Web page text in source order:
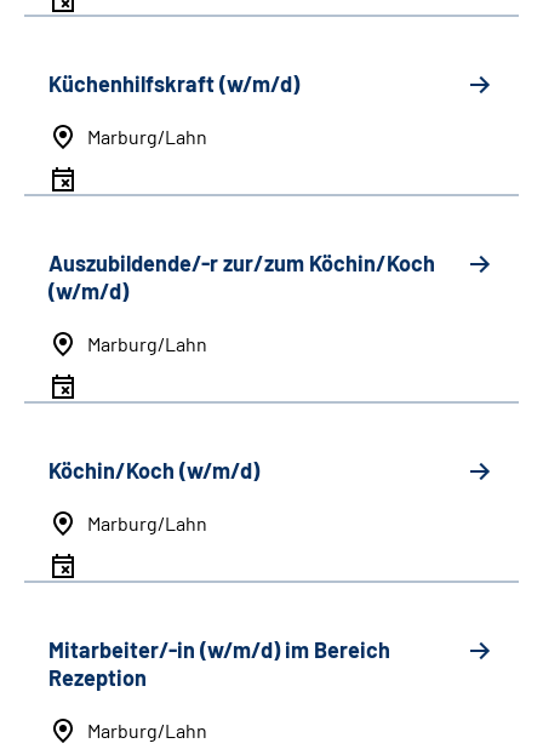
Küchenhilfskraft (w/m/d)
Marburg/Lahn
Auszubildende/-r zur/zum Köchin/Koch
(w/m/d)
Marburg/Lahn
Köchin/Koch (w/m/d)
Marburg/Lahn
Mitarbeiter/-in (w/m/d) im Bereich
Rezeption
Marburg/Lahn